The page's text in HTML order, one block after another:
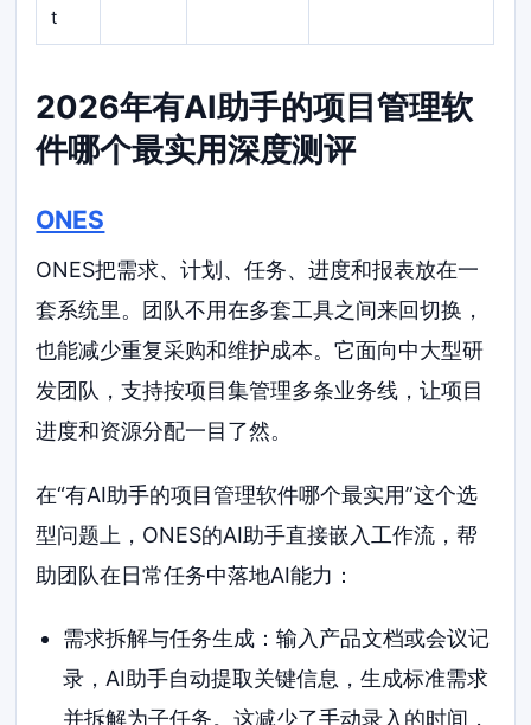
t
2026年有AI助手的项目管理软
件哪个最实用深度测评
ONES
ONES把需求、计划、任务、进度和报表放在一
套系统里。团队不用在多套工具之间来回切换，
也能减少重复采购和维护成本。它面向中大型研
发团队，支持按项目集管理多条业务线，让项目
进度和资源分配一目了然。
在“有AI助手的项目管理软件哪个最实用”这个选
型问题上，ONES的AI助手直接嵌入工作流，帮
助团队在日常任务中落地AI能力：
需求拆解与任务生成：输入产品文档或会议记
录，AI助手自动提取关键信息，生成标准需求
并拆解为子任务。这减少了手动录入的时间，